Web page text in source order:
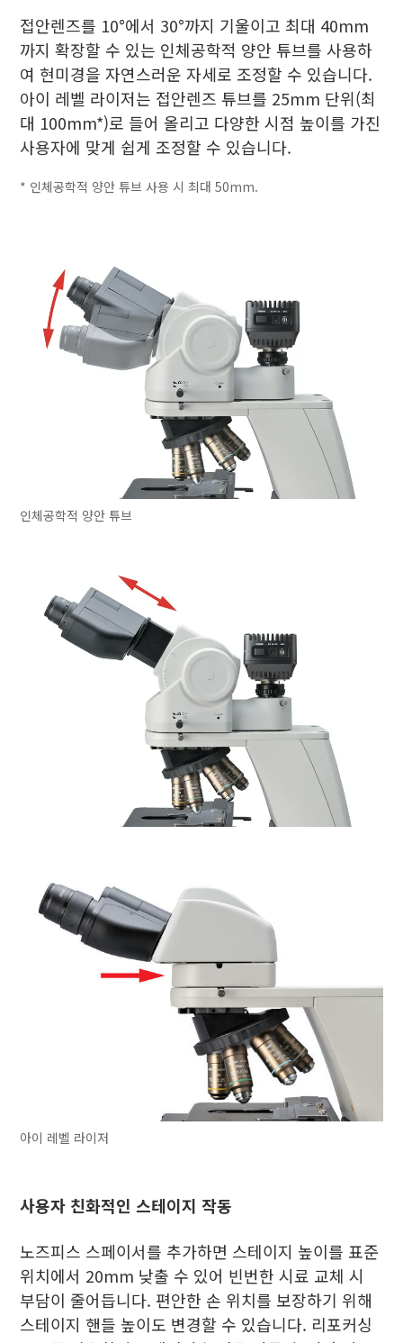
접안렌즈를 10°에서 30°까지 기울이고 최대 40mm
까지 확장할 수 있는 인체공학적 양안 튜브를 사용하
여 현미경을 자연스러운 자세로 조정할 수 있습니다.
아이 레벨 라이저는 접안렌즈 튜브를 25mm 단위(최
대 100mm*)로 들어 올리고 다양한 시점 높이를 가진
사용자에 맞게 쉽게 조정할 수 있습니다.
* 인체공학적 양안 튜브 사용 시 최대 50mm.
인체공학적 양안 튜브
아이 레벨 라이저
사용자 친화적인 스테이지 작동
노즈피스 스페이서를 추가하면 스테이지 높이를 표준
위치에서 20mm 낮출 수 있어 빈번한 시료 교체 시
부담이 줄어듭니다. 편안한 손 위치를 보장하기 위해
스테이지 핸들 높이도 변경할 수 있습니다. 리포커싱